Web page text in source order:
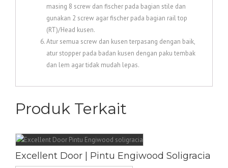
masing 8 screw dan fischer pada bagian stile dan
gunakan 2 screw agar fischer pada bagian rail top
(RT)/Head kusen.
Atur semua screw dan kusen terpasang dengan baik,
atur stopper pada badan kusen dengan paku tembak
dan lem agar tidak mudah lepas.
Produk Terkait
Excellent Door | Pintu Engiwood Soligracia